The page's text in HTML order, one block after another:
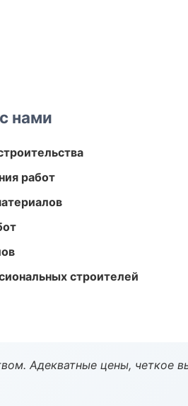
нами
работ
строителей
Адекватные цены, четкое